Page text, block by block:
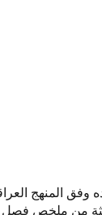
أحياء 2027 للصف
للجهاز العصبي ووظائفه